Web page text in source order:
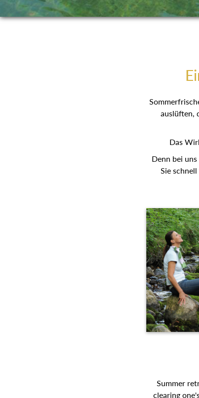
auslüften,
Das
Denn bei
Sie
Summer
clearing